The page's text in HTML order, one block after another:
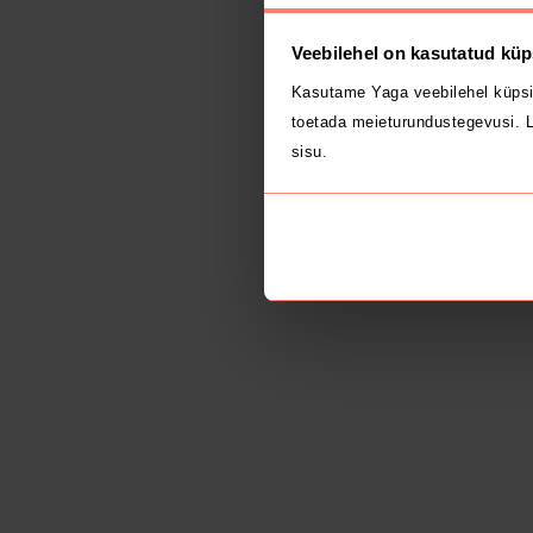
Veebilehel on kasutatud
Kasutame Yaga veebilehel
toetada meieturundustegevusi.
sisu.